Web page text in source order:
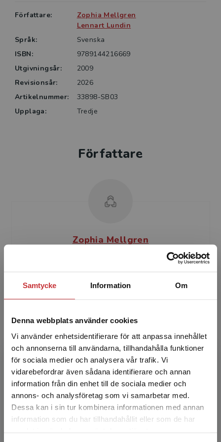
Samtycke Information Om
Denna webbplats använder cookies
Vi använder enhetsidentifierare för att anpassa innehållet
och annonserna till användarna, tillhandahålla funktioner
för sociala medier och analysera vår trafik. Vi
vidarebefordrar även sådana identifierare och annan
information från din enhet till de sociala medier och
annons- och analysföretag som vi samarbetar med.
Dessa kan i sin tur kombinera informationen med annan
information som du har tillhandahållit eller som de har
Begränsad fraktregion
Det verkar som att du besöker
studentlitteratur.se via en enhet utanför Sverige.
med psykiska funktionsnedsättningar. Den är också
användbar för studenter inom motsvarande
utbildningar.
Författare:
Zophia Mellgren
Lennart Lundin
Språk:
Svenska
ISBN:
9789144216669
Utgivningsår:
2009
Revisionsår:
2026
Artikelnummer:
33898-SB03
Upplaga:
Tredje
Författare
Zophia Mellgren
Zophia Mellgren är beteendevetare och har
mångårig erfarenhet från vård och
omsorgsområdet i olika roller med fokus på
forskning- och utvecklingsfr...
Lennart Lundin
Lennart Lundin är legitimerad psykolog och